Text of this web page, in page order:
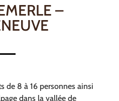
–
de 8 à 16 personnes ainsi
dans la vallée de